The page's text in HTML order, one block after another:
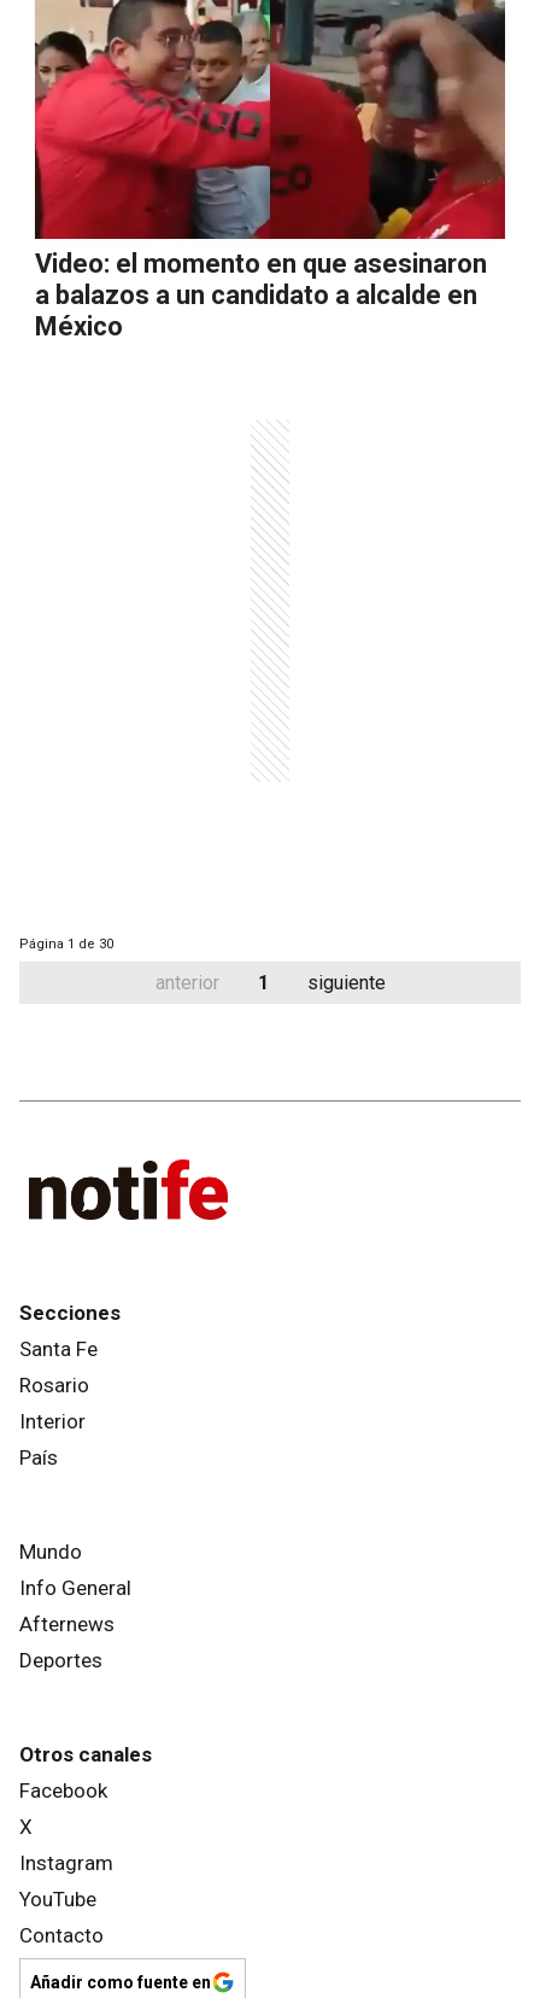
Video: el momento en que asesinaron
a balazos a un candidato a alcalde en
México
Página 1 de 30
anterior 1 siguiente
Secciones
Santa Fe
Rosario
Interior
País
Mundo
Info General
Afternews
Deportes
Otros canales
Facebook
X
Instagram
YouTube
Contacto
Añadir como fuente en